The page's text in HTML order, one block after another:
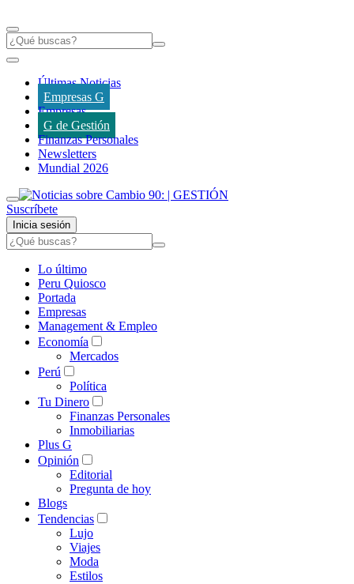
Últimas Noticias
Empresas G
Empresas
G de Gestión
Finanzas Personales
Newsletters
Mundial 2026
Suscríbete
Inicia sesión
Lo último
Peru Quiosco
Portada
Empresas
Management & Empleo
Economía
Mercados
Perú
Política
Tu Dinero
Finanzas Personales
Inmobiliarias
Plus G
Opinión
Editorial
Pregunta de hoy
Blogs
Tendencias
Lujo
Viajes
Moda
Estilos